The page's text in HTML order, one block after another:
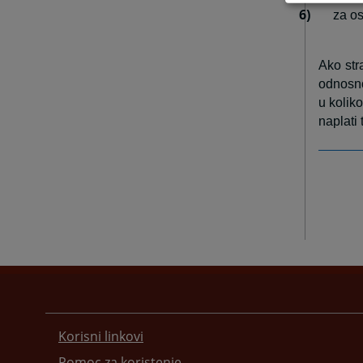
6) za
Ako
u
naplati
Korisni linkovi